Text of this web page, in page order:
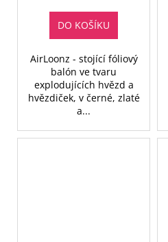
DO KOŠÍKU
AirLoonz - stojící fóliový
balón ve tvaru
explodujících hvězd a
hvězdiček, v černé, zlaté
a...